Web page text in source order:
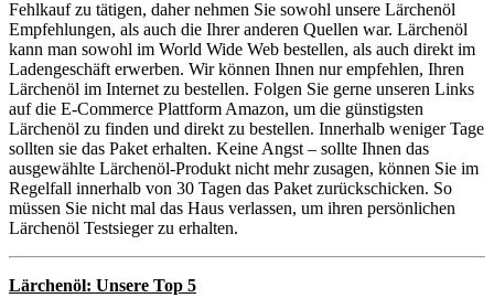
Fehlkauf zu tätigen, daher nehmen Sie sowohl unsere Lärchenöl
Empfehlungen, als auch die Ihrer anderen Quellen war. Lärchenöl
kann man sowohl im World Wide Web bestellen, als auch direkt im
Ladengeschäft erwerben. Wir können Ihnen nur empfehlen, Ihren
Lärchenöl im Internet zu bestellen. Folgen Sie gerne unseren Links
auf die E-Commerce Plattform Amazon, um die günstigsten
Lärchenöl zu finden und direkt zu bestellen. Innerhalb weniger Tage
sollten sie das Paket erhalten. Keine Angst – sollte Ihnen das
ausgewählte Lärchenöl-Produkt nicht mehr zusagen, können Sie im
Regelfall innerhalb von 30 Tagen das Paket zurückschicken. So
müssen Sie nicht mal das Haus verlassen, um ihren persönlichen
Lärchenöl Testsieger zu erhalten.
Lärchenöl: Unsere Top 5